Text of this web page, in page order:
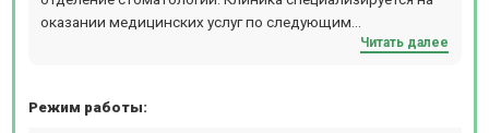
получить современный протокол лечения. Врачи
составляют схемы лечения, опираясь на анамнез,
возраст, пол, антропометрические показатели и другие
отдельном случае. Пациентам доступны годовые
программы диспансеризации, рассчитанные на
оказании медицинских услуг по следующим
направлениям: диагностика и лечение. КТ, УЗИ,Читать далее
Режим работы: